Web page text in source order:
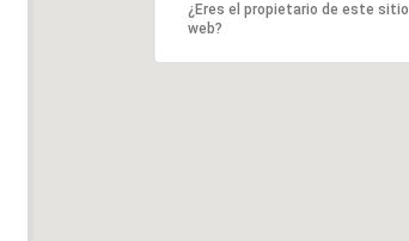
¿Eres el propietario de este sitio
web?